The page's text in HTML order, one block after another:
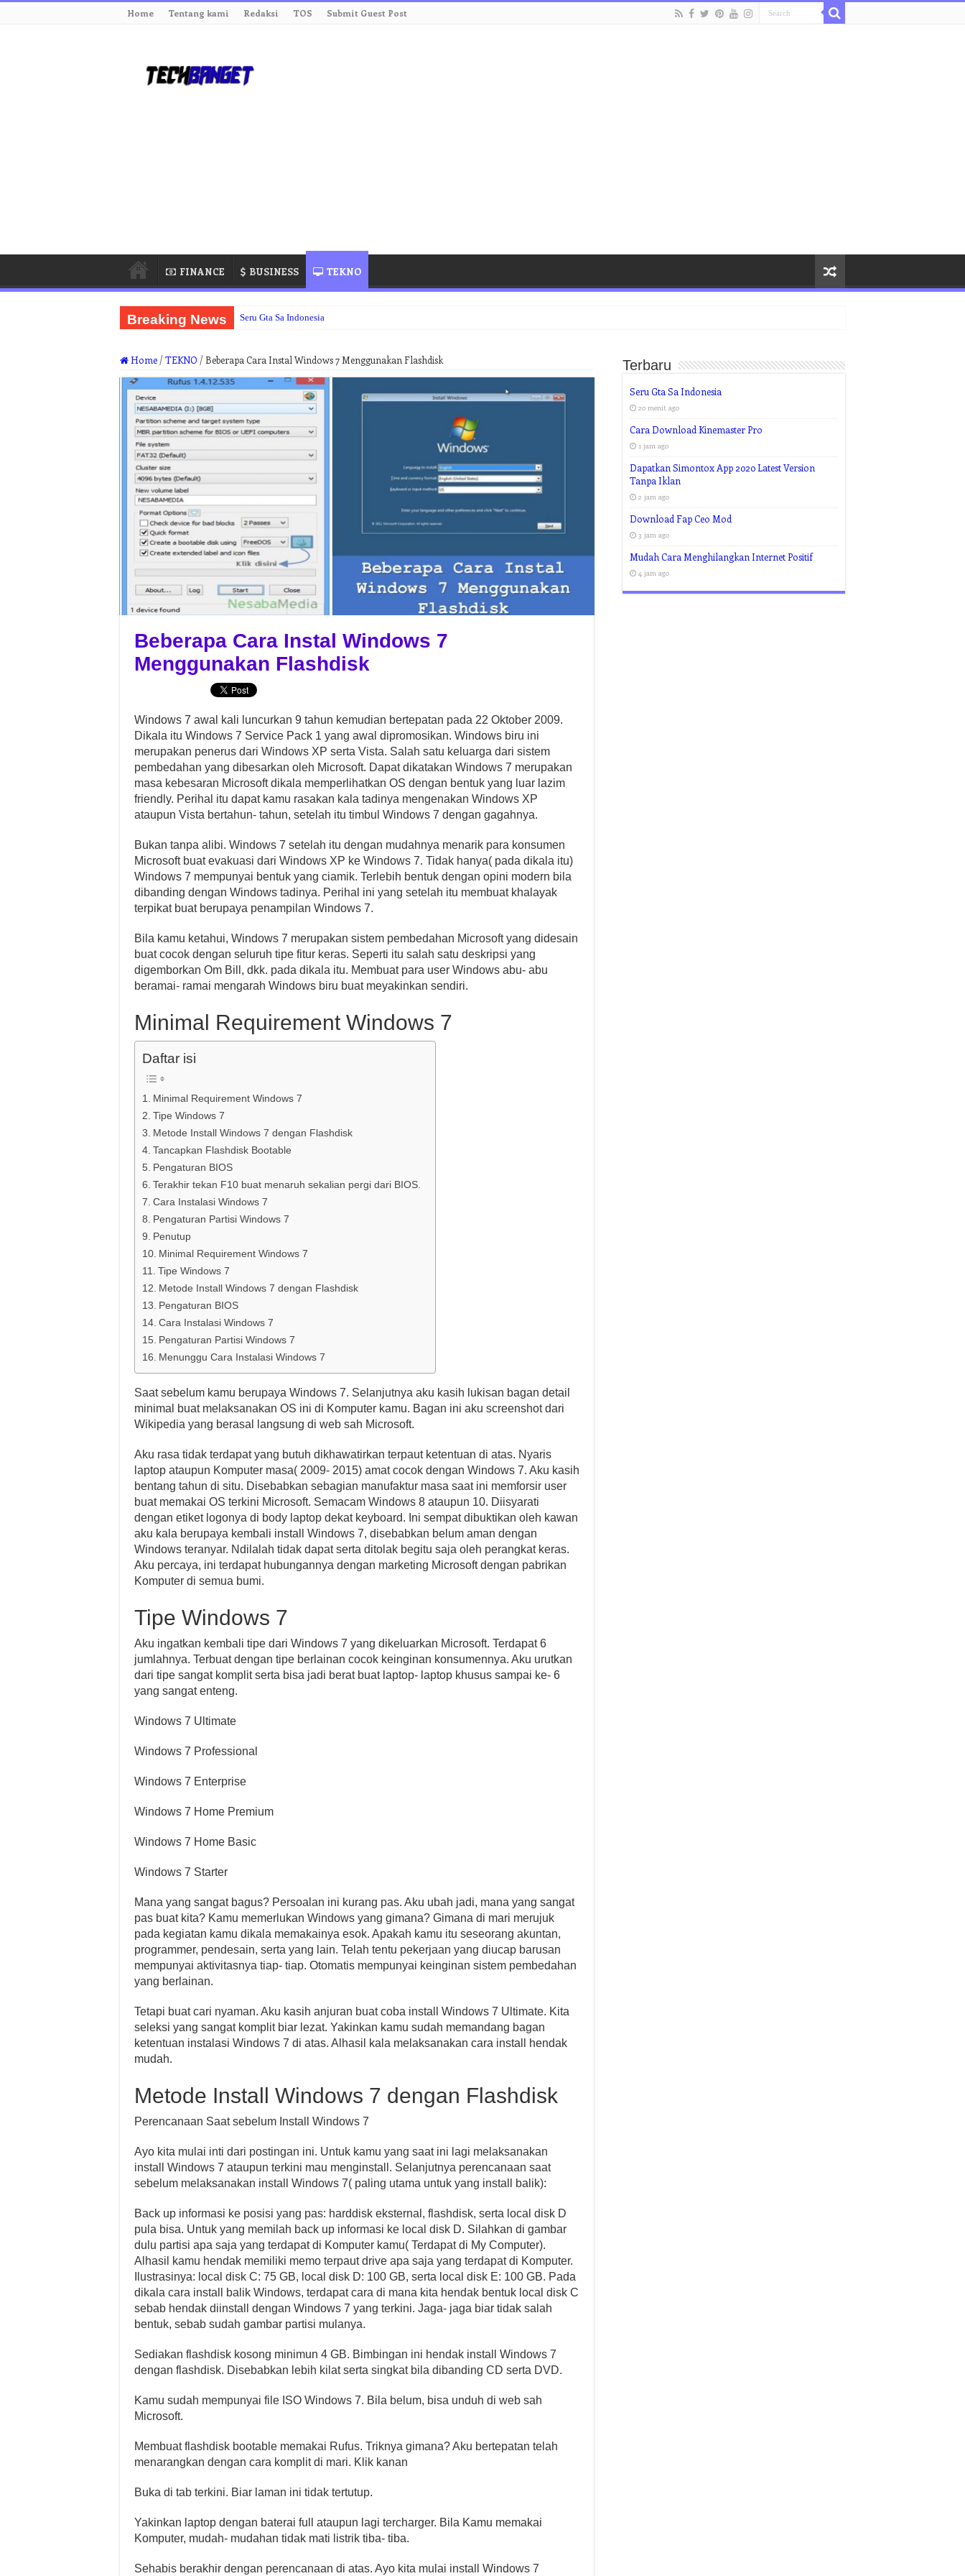
Home Tentang kami Redaksi TOS Submit Guest Post
FINANCE BUSINESS TEKNO
Breaking News Seru Gta Sa Indonesia
Home /TEKNO /Beberapa Cara Instal Windows 7 Menggunakan Flashdisk
Beberapa Cara Instal Windows 7
Menggunakan Flashdisk
Windows 7 awal kali luncurkan 9 tahun kemudian bertepatan pada 22 Oktober 2009.
Dikala itu Windows 7 Service Pack 1 yang awal dipromosikan. Windows biru ini
merupakan penerus dari Windows XP serta Vista. Salah satu keluarga dari sistem
pembedahan yang dibesarkan oleh Microsoft. Dapat dikatakan Windows 7 merupakan
masa kebesaran Microsoft dikala memperlihatkan OS dengan bentuk yang luar lazim
friendly. Perihal itu dapat kamu rasakan kala tadinya mengenakan Windows XP
ataupun Vista bertahun- tahun, setelah itu timbul Windows 7 dengan gagahnya.
Bukan tanpa alibi. Windows 7 setelah itu dengan mudahnya menarik para konsumen
Microsoft buat evakuasi dari Windows XP ke Windows 7. Tidak hanya( pada dikala itu)
Windows 7 mempunyai bentuk yang ciamik. Terlebih bentuk dengan opini modern bila
dibanding dengan Windows tadinya. Perihal ini yang setelah itu membuat khalayak
terpikat buat berupaya penampilan Windows 7.
Bila kamu ketahui, Windows 7 merupakan sistem pembedahan Microsoft yang didesain
buat cocok dengan seluruh tipe fitur keras. Seperti itu salah satu deskripsi yang
digemborkan Om Bill, dkk. pada dikala itu. Membuat para user Windows abu- abu
beramai- ramai mengarah Windows biru buat meyakinkan sendiri.
Minimal Requirement Windows 7
Daftar isi
Minimal Requirement Windows 7
Tipe Windows 7
Metode Install Windows 7 dengan Flashdisk
Tancapkan Flashdisk Bootable
Pengaturan BIOS
Terakhir tekan F10 buat menaruh sekalian pergi dari BIOS.
Cara Instalasi Windows 7
Pengaturan Partisi Windows 7
Penutup
Minimal Requirement Windows 7
Tipe Windows 7
Metode Install Windows 7 dengan Flashdisk
Pengaturan BIOS
Cara Instalasi Windows 7
Pengaturan Partisi Windows 7
Menunggu Cara Instalasi Windows 7
Saat sebelum kamu berupaya Windows 7. Selanjutnya aku kasih lukisan bagan detail
minimal buat melaksanakan OS ini di Komputer kamu. Bagan ini aku screenshot dari
Wikipedia yang berasal langsung di web sah Microsoft.
Aku rasa tidak terdapat yang butuh dikhawatirkan terpaut ketentuan di atas. Nyaris
laptop ataupun Komputer masa( 2009- 2015) amat cocok dengan Windows 7. Aku kasih
bentang tahun di situ. Disebabkan sebagian manufaktur masa saat ini memforsir user
buat memakai OS terkini Microsoft. Semacam Windows 8 ataupun 10. Diisyarati
dengan etiket logonya di body laptop dekat keyboard. Ini sempat dibuktikan oleh kawan
aku kala berupaya kembali install Windows 7, disebabkan belum aman dengan
Windows teranyar. Ndilalah tidak dapat serta ditolak begitu saja oleh perangkat keras.
Aku percaya, ini terdapat hubungannya dengan marketing Microsoft dengan pabrikan
Komputer di semua bumi.
Tipe Windows 7
Aku ingatkan kembali tipe dari Windows 7 yang dikeluarkan Microsoft. Terdapat 6
jumlahnya. Terbuat dengan tipe berlainan cocok keinginan konsumennya. Aku urutkan
dari tipe sangat komplit serta bisa jadi berat buat laptop- laptop khusus sampai ke- 6
yang sangat enteng.
Windows 7 Ultimate
Windows 7 Professional
Windows 7 Enterprise
Windows 7 Home Premium
Windows 7 Home Basic
Windows 7 Starter
Mana yang sangat bagus? Persoalan ini kurang pas. Aku ubah jadi, mana yang sangat
pas buat kita? Kamu memerlukan Windows yang gimana? Gimana di mari merujuk
pada kegiatan kamu dikala memakainya esok. Apakah kamu itu seseorang akuntan,
programmer, pendesain, serta yang lain. Telah tentu pekerjaan yang diucap barusan
mempunyai aktivitasnya tiap- tiap. Otomatis mempunyai keinginan sistem pembedahan
yang berlainan.
Tetapi buat cari nyaman. Aku kasih anjuran buat coba install Windows 7 Ultimate. Kita
seleksi yang sangat komplit biar lezat. Yakinkan kamu sudah memandang bagan
ketentuan instalasi Windows 7 di atas. Alhasil kala melaksanakan cara install hendak
mudah.
Metode Install Windows 7 dengan Flashdisk
Perencanaan Saat sebelum Install Windows 7
Ayo kita mulai inti dari postingan ini. Untuk kamu yang saat ini lagi melaksanakan
install Windows 7 ataupun terkini mau menginstall. Selanjutnya perencanaan saat
sebelum melaksanakan install Windows 7( paling utama untuk yang install balik):
Back up informasi ke posisi yang pas: harddisk eksternal, flashdisk, serta local disk D
pula bisa. Untuk yang memilah back up informasi ke local disk D. Silahkan di gambar
dulu partisi apa saja yang terdapat di Komputer kamu( Terdapat di My Computer).
Alhasil kamu hendak memiliki memo terpaut drive apa saja yang terdapat di Komputer.
Ilustrasinya: local disk C: 75 GB, local disk D: 100 GB, serta local disk E: 100 GB. Pada
dikala cara install balik Windows, terdapat cara di mana kita hendak bentuk local disk C
sebab hendak diinstall dengan Windows 7 yang terkini. Jaga- jaga biar tidak salah
bentuk, sebab sudah gambar partisi mulanya.
Sediakan flashdisk kosong minimun 4 GB. Bimbingan ini hendak install Windows 7
dengan flashdisk. Disebabkan lebih kilat serta singkat bila dibanding CD serta DVD.
Kamu sudah mempunyai file ISO Windows 7. Bila belum, bisa unduh di web sah
Microsoft.
Membuat flashdisk bootable memakai Rufus. Triknya gimana? Aku bertepatan telah
menarangkan dengan cara komplit di mari. Klik kanan
Buka di tab terkini. Biar laman ini tidak tertutup.
Yakinkan laptop dengan baterai full ataupun lagi tercharger. Bila Kamu memakai
Komputer, mudah- mudahan tidak mati listrik tiba- tiba.
Sehabis berakhir dengan perencanaan di atas. Ayo kita mulai install Windows 7
Terbaru
Seru Gta Sa Indonesia
20 menit ago
Cara Download Kinemaster Pro
1 jam ago
Dapatkan Simontox App 2020 Latest Version
Tanpa Iklan
2 jam ago
Download Fap Ceo Mod
3 jam ago
Mudah Cara Menghilangkan Internet Positif
4 jam ago